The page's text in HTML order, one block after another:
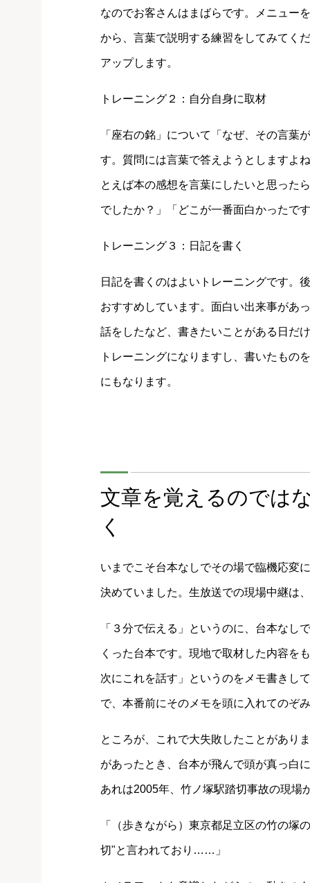
なのでお客さんはまばらです。メニュ
から、言葉で説明する練習をしてみてく
アップします。
トレーニング２：自分自身に取材
「座右の銘」について「なぜ、その言葉
す。質問には言葉で答えようとしますよ
とえば本の感想を言葉にしたいと思った
でしたか？」「どこが一番面白かったで
トレーニング３：日記を書く
日記を書くのはよいトレーニングです。
おすすめしています。面白い出来事があ
話をしたなど、書きたいことがある日だ
トレーニングになりますし、書いたもの
にもなります。
文章を覚えるのでは
く
いまでこそ台本なしでその場で臨機応変
決めていました。生放送での現場中継は
「３分で伝える」というのに、台本なし
くった台本です。現地で取材した内容を
次にこれを話す」というのをメモ書きし
で、本番前にそのメモを頭に入れてのぞ
ところが、これで大失敗したことがあり
があったとき、台本が飛んで頭が真っ白
あれは2005年、竹ノ塚駅踏切事故の現場
「（歩きながら）東京都足立区の竹の塚
切"と言われており……」